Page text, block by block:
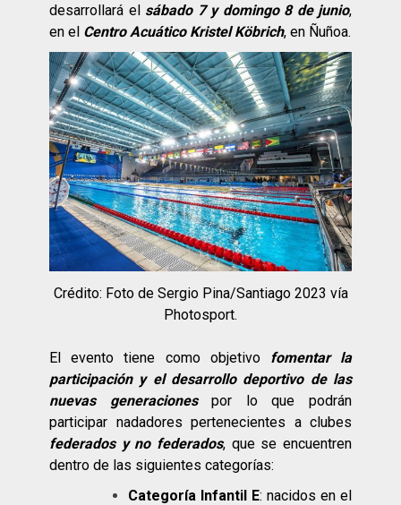
desarrollará el sábado 7 y domingo 8 de junio,
en el Centro Acuático Kristel Köbrich, en Ñuñoa.
Crédito: Foto de Sergio Pina/Santiago 2023 vía
Photosport.
El evento tiene como objetivofomentar la
participación y el desarrollo deportivo de las
nuevas generacionespor lo que podrán
participar nadadores pertenecientes a clubes
federados y no federados, que se encuentren
dentro de las siguientes categorías:
Categoría Infantil E: nacidos en el